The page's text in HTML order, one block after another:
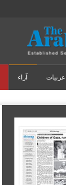
عربيات آراء